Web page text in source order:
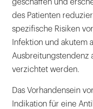
geschaffen und
des Patienten
spezifische Risiken
Infektion und akutem
Ausbreitungstendenz
verzichtet werden.
Das Vorhandensein
Indikation für eine